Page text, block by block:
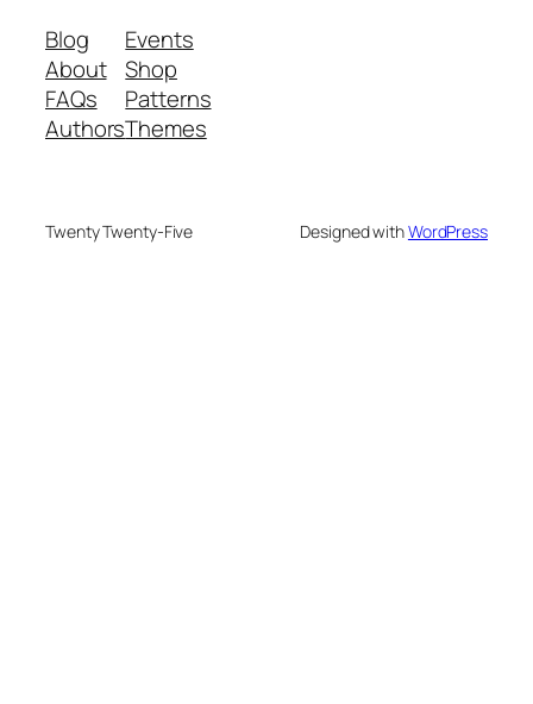
Blog
About
FAQs
Authors
Events
Shop
Patterns
Themes
Twenty Twenty-Five Designed withWordPress